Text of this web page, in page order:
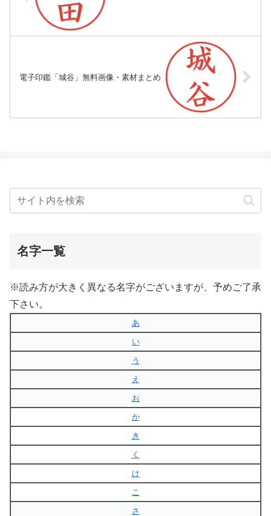
電子印鑑「城谷」無料画像・素材まとめ
名字一覧
※読み方が大きく異なる名字がございますが、予めご了承
下さい。
あ
い
う
え
お
か
き
く
け
こ
さ